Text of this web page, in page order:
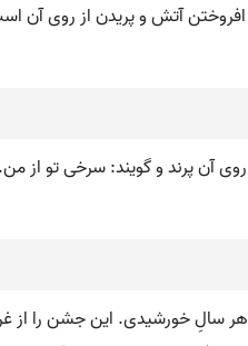
آتش و پریدن از روی آن
پرند و گویند: سرخی تو از
خورشیدی. این جشن را از